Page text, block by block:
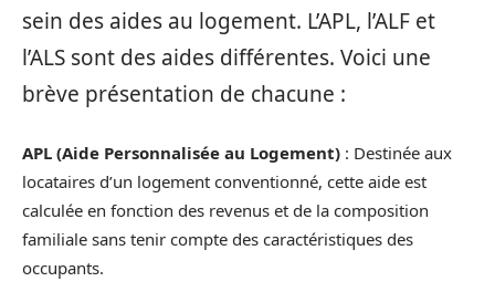
sein des aides au logement. L’APL, l’ALF et
l’ALS sont des aides différentes. Voici une
brève présentation de chacune :
APL (Aide Personnalisée au Logement) : Destinée aux
locataires d’un logement conventionné, cette aide est
calculée en fonction des revenus et de la composition
familiale sans tenir compte des caractéristiques des
occupants.